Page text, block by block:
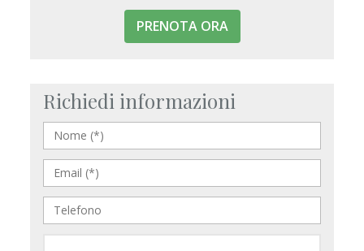
PRENOTA ORA
Richiedi informazioni